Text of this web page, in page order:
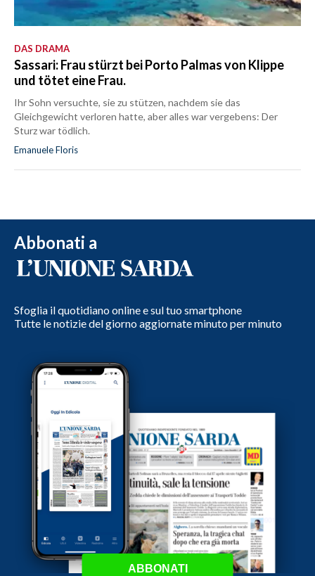
DAS DRAMA
Sassari: Frau stürzt bei Porto Palmas von Klippe
und tötet eine Frau.
Ihr Sohn versuchte, sie zu stützen, nachdem sie das
Gleichgewicht verloren hatte, aber alles war vergebens: Der
Sturz war tödlich.
Emanuele Floris
Abbonati a
Sfoglia il quotidiano online e sul tuo smartphone
Tutte le notizie del giorno aggiornate minuto per minuto
ABBONATI